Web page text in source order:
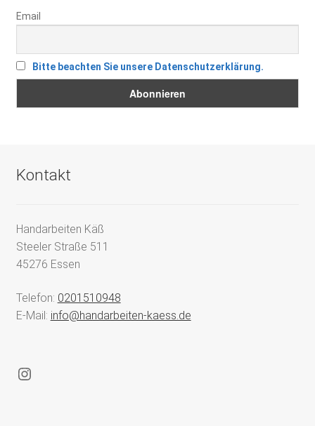
Email
Bitte beachten Sie unsere Datenschutzerklärung.
Kontakt
Handarbeiten Käß
Steeler Straße 511
45276 Essen
Telefon: 0201510948
E-Mail: info@handarbeiten-kaess.de
Instagram